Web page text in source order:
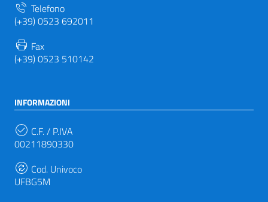
Telefono
(+39) 0523 692011
Fax
(+39) 0523 510142
INFORMAZIONI
C.F. / P.IVA
00211890330
Cod. Univoco
UFBG5M